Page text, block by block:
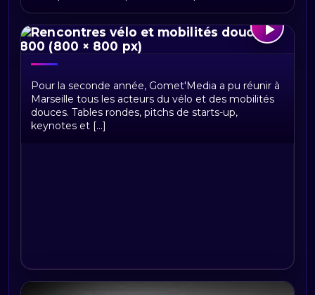
Rencontres du vélo et des Mobilités
douces
Pour la seconde année, Gomet'Media a pu réunir à
Marseille tous les acteurs du vélo et des mobilités
douces. Tables rondes, pitchs de starts-up,
keynotes et [...]